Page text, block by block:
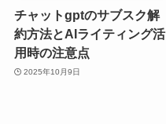
チャットgptのサブスク解
約方法とAIライティング活
用時の注意点
2025年10月9日